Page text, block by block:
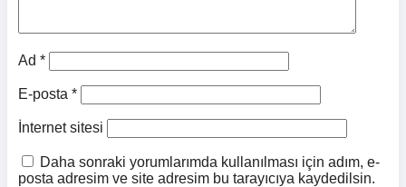
Ad *
E-posta *
İnternet sitesi
Daha sonraki yorumlarımda kullanılması için adım, e-
posta adresim ve site adresim bu tarayıcıya kaydedilsin.